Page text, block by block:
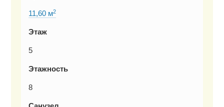
11,60 м2
Этаж
5
Этажность
8